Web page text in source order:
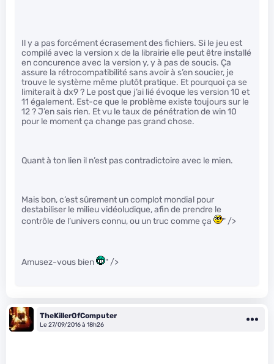
Il y a pas forcément écrasement des fichiers. Si le jeu est
compilé avec la version x de la librairie elle peut être installé
en concurence avec la version y, y à pas de soucis. Ça
assure la rétrocompatibilité sans avoir à s’en soucier, je
trouve le système même plutôt pratique. Et pourquoi ça se
limiterait à dx9 ? Le post que j’ai lié évoque les version 10 et
11 également. Est-ce que le problème existe toujours sur le
12 ? J’en sais rien. Et vu le taux de pénétration de win 10
pour le moment ça change pas grand chose.
Quant à ton lien il n’est pas contradictoire avec le mien.
Mais bon, c’est sûrement un complot mondial pour
destabiliser le milieu vidéoludique, afin de prendre le
contrôle de l’univers connu, ou un truc comme ça
" />
Amusez-vous bien " />
TheKillerOfComputer
Le 27/09/2016 à 18h26